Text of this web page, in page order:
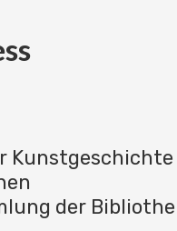
der